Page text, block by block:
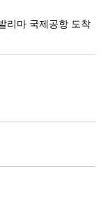
리마 국제공항 도착